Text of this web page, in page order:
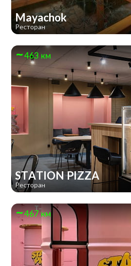
Mayachok
Ресторан
463 км
STATION PIZZA
Ресторан
467 км